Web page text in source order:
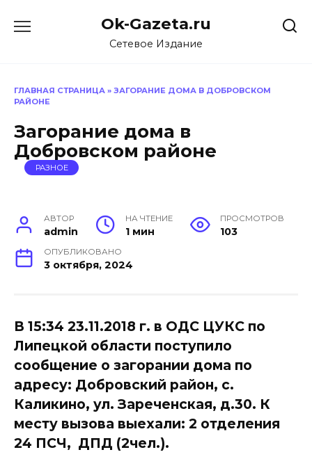
Ok-Gazeta.ru
Сетевое Издание
ГЛАВНАЯ СТРАНИЦА » ЗАГОРАНИЕ ДОМА В ДОБРОВСКОМ
РАЙОНЕ
Загорание дома в
Добровском районе
РАЗНОЕ
АВТОР
admin
НА ЧТЕНИЕ
1 мин
ПРОСМОТРОВ
103
ОПУБЛИКОВАНО
3 октября, 2024
В 15:34 23.11.2018 г. в ОДС ЦУКС по
Липецкой области поступило
сообщение о загорании дома по
адресу: Добровский район, с.
Каликино, ул. Зареченская, д.30. К
месту вызова выехали: 2 отделения
24 ПСЧ, ДПД (2чел.).